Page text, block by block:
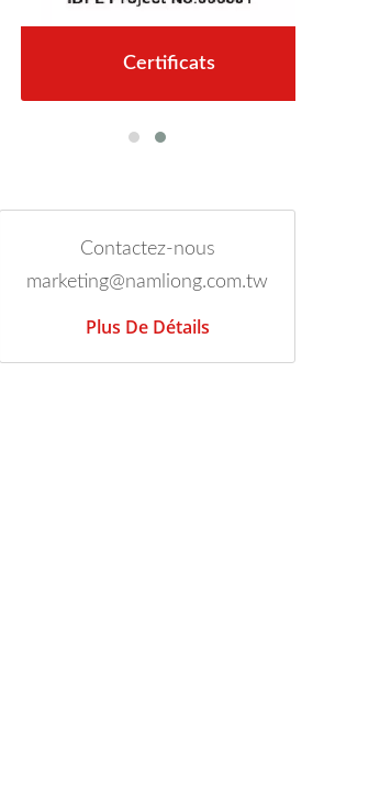
Certificats
Contactez-nous
marketing@namliong.com.tw
Plus De Détails